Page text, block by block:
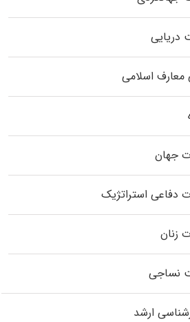
دریایی
اسلامی
جهان
دفاعی استراتژیک
زنان
نساجی
ارشد